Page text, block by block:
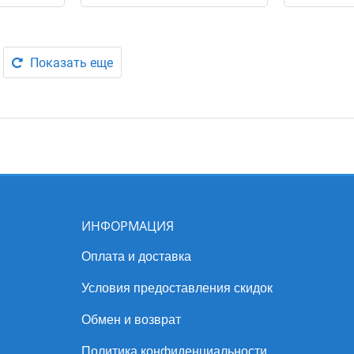
Показать еще
ИНФОРМАЦИЯ
Оплата и доставка
Условия предоставления скидок
Обмен и возврат
Политика конфиденциальности